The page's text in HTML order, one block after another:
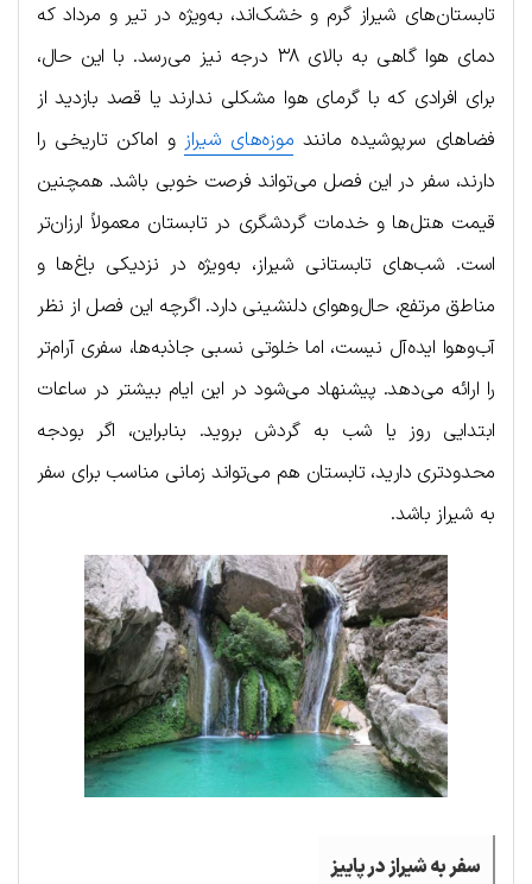
تابستان‌های شیراز گرم و خشک‌اند، به‌ویژه در تیر و مرداد که
دمای هوا گاهی به بالای ۳۸ درجه نیز می‌رسد. با این حال،
برای افرادی که با گرمای هوا مشکلی ندارند یا قصد بازدید از
فضاهای سرپوشیده مانند موزه‌های شیراز و اماکن تاریخی را
دارند، سفر در این فصل می‌تواند فرصت خوبی باشد. همچنین
قیمت هتل‌ها و خدمات گردشگری در تابستان معمولاً ارزان‌تر
است. شب‌های تابستانی شیراز، به‌ویژه در نزدیکی باغ‌ها و
مناطق مرتفع، حال‌و‌هوای دلنشینی دارد. اگرچه این فصل از نظر
آب‌و‌هوا ایده‌آل نیست، اما خلوتی نسبی جاذبه‌ها، سفری آرام‌تر
را ارائه می‌دهد. پیشنهاد می‌شود در این ایام بیشتر در ساعات
ابتدایی روز یا شب به گردش بروید. بنابراین، اگر بودجه
محدودتری دارید، تابستان هم می‌تواند زمانی مناسب برای سفر
به شیراز باشد.
سفر به شیراز در پاییز